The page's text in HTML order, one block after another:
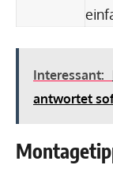
Interessant:
antwortet